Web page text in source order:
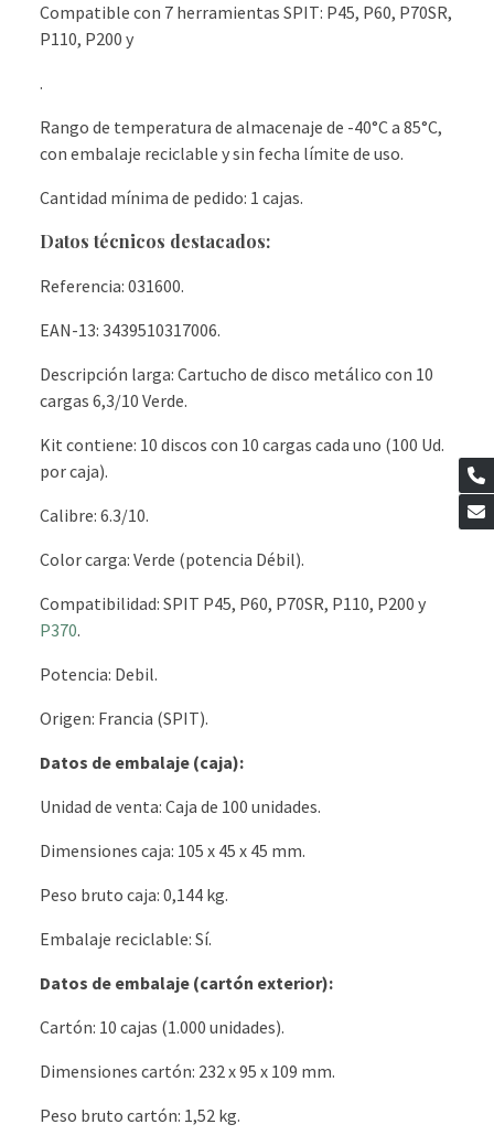
Compatible con 7 herramientas SPIT: P45, P60, P70SR,
P110, P200 y
.
Rango de temperatura de almacenaje de -40°C a 85°C,
con embalaje reciclable y sin fecha límite de uso.
Cantidad mínima de pedido: 1 cajas.
Datos técnicos destacados:
Referencia: 031600.
EAN-13: 3439510317006.
Descripción larga: Cartucho de disco metálico con 10
cargas 6,3/10 Verde.
Kit contiene: 10 discos con 10 cargas cada uno (100 Ud.
por caja).
Calibre: 6.3/10.
Color carga: Verde (potencia Débil).
Compatibilidad: SPIT P45, P60, P70SR, P110, P200 y
P370.
Potencia: Debil.
Origen: Francia (SPIT).
Datos de embalaje (caja):
Unidad de venta: Caja de 100 unidades.
Dimensiones caja: 105 x 45 x 45 mm.
Peso bruto caja: 0,144 kg.
Embalaje reciclable: Sí.
Datos de embalaje (cartón exterior):
Cartón: 10 cajas (1.000 unidades).
Dimensiones cartón: 232 x 95 x 109 mm.
Peso bruto cartón: 1,52 kg.